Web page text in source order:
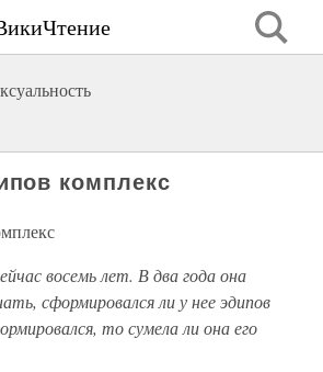
комплекс
восемь лет. В два года она
сформировался ли у нее эдипов
то сумела ли она его